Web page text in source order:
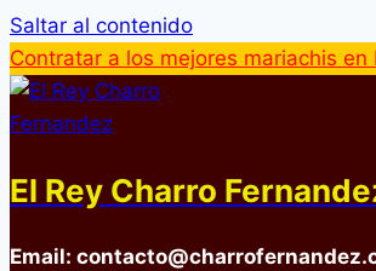
Saltar al contenido
Contratar a los mejores mariachis en
El Rey Charro
Email: